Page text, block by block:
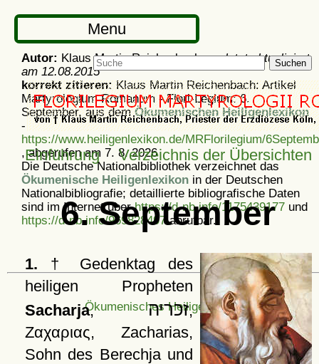
Menu
Suchen
Einführung Verzeichnis der Übersichten
6. September
1. † Gedenktag des
heiligen Propheten
Sacharja,זכריה,
Ζαχαριας, Zacharias,
Sohn des Berechja und
Autor: Klaus Martin Reichenbach -zuletzt aktualisiert
am 12.08.2015
korrekt zitieren:Klaus Martin Reichenbach: Artikel
Martyrologium Romanum - Flori-Legium: 6.
September, aus demÖkumenischen Heiligenlexikon
-
https://www.heiligenlexikon.de/MRFlorilegium/
, abgerufen am 7. 8. 2026
Die Deutsche Nationalbibliothek verzeichnet das
Ökumenische Heiligenlexikon in der Deutschen
Nationalbibliografie; detaillierte bibliografische Daten
sind im Internet überhttps://d-nb.info/1175439177 und
https://d-nb.info/969828497 abrufbar.
Ökumenisches Heiligenlexikon